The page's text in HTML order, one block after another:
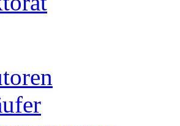
erreichen
werden